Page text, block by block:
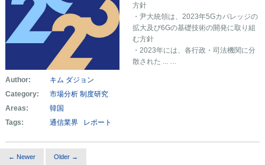
方針
・尹大統領は、2023年5Gカバレッジの
拡大及び6Gの基礎技術の開発に取り組
む方針
・2023年には、各行政・司法機関に分
散された ... …
Author:
キム ダジョン
Category:
市場分析 制度研究
Areas:
韓国
Tags:
通信業界 レポート
← Newer Older →